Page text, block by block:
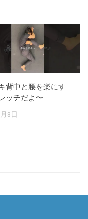
背中と腰を楽にす
ッチだよ〜
8日